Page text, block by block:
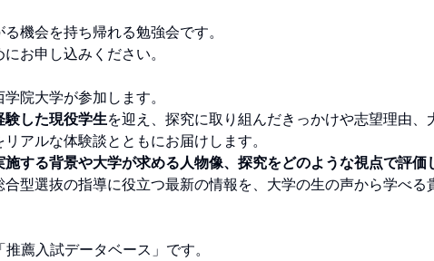
機会を持ち帰れる勉強会です。
お申し込みください。
院大学が参加します。
験した現役学生を迎え、探究に取り組んだきっかけや志望理由、
アルな体験談とともにお届けします。
する背景や大学が求める人物像、探究をどのような視点で評価
型選抜の指導に役立つ最新の情報を、大学の生の声から学べる
薦入試データベース」です。